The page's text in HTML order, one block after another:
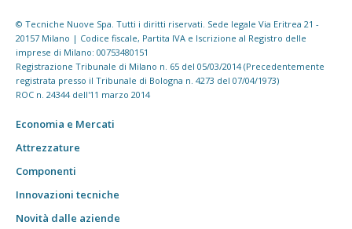
© Tecniche Nuove Spa. Tutti i diritti riservati. Sede legale Via Eritrea 21 -
20157 Milano | Codice fiscale, Partita IVA e Iscrizione al Registro delle
imprese di Milano: 00753480151
Registrazione Tribunale di Milano n. 65 del 05/03/2014 (Precedentemente
registrata presso il Tribunale di Bologna n. 4273 del 07/04/1973)
ROC n. 24344 dell'11 marzo 2014
Economia e Mercati
Attrezzature
Componenti
Innovazioni tecniche
Novità dalle aziende